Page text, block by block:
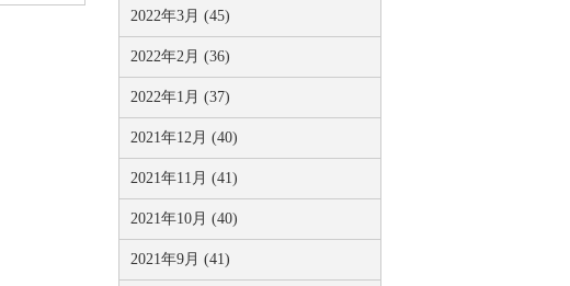
2022年3月 (45)
2022年2月 (36)
2022年1月 (37)
2021年12月 (40)
2021年11月 (41)
2021年10月 (40)
2021年9月 (41)